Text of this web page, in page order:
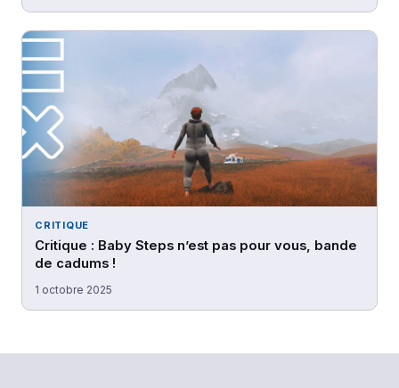
CRITIQUE
Critique : Baby Steps n’est pas pour vous, bande
de cadums !
1 octobre 2025